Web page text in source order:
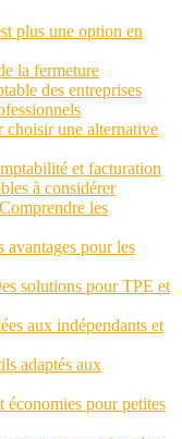
plus une option en
la fermeture
des entreprises
choisir une alternative
et facturation
à considérer
les
avantages pour les
solutions pour TPE et
aux indépendants et
adaptés aux
pour petites